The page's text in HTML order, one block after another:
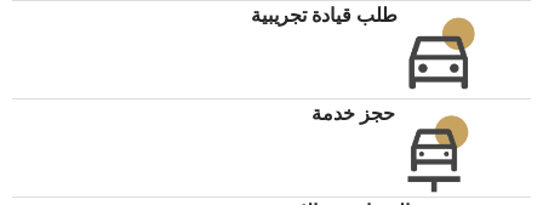
طلب قيادة تجريبية
حجز خدمة